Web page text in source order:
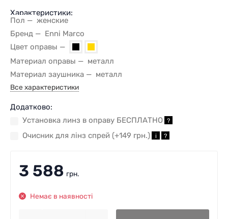
Характеристики:
Пол
женские
Бренд
Enni Marco
Цвет оправы
Материал оправы
металл
Материал заушника
металл
Все характеристики
Додатково:
Установка линз в оправу БЕСПЛАТНО ?
Очисник для лінз спрей (+149 грн.) i ?
3 588 грн.
Немає в наявності